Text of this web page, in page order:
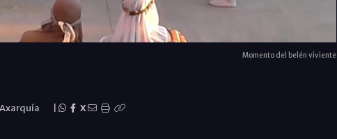
Momento del belén viviente
X